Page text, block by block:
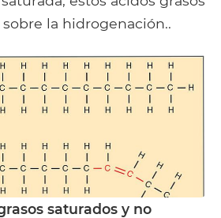
la hidrogenación..
saturados y no